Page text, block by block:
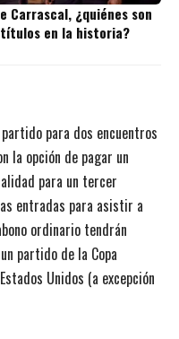
Carrascal, ¿quiénes son
en la historia?
para dos encuentros
la opción de pagar un
para un tercer
entradas para asistir a
ordinario tendrán
partido de la Copa
Unidos (a excepción